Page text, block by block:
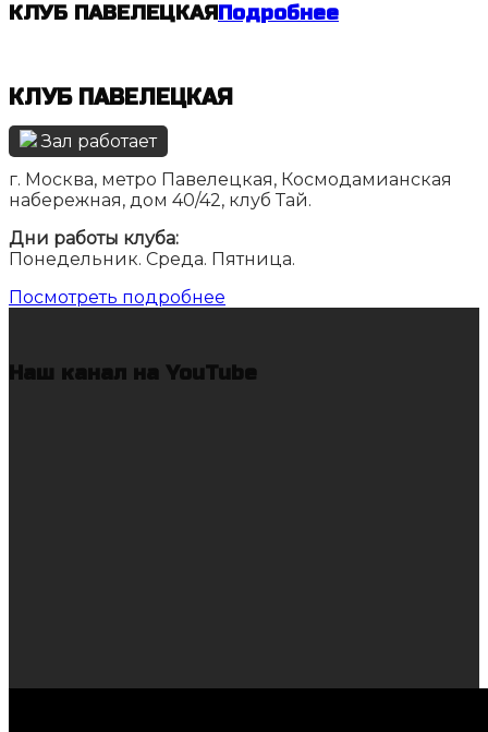
КЛУБ ПАВЕЛЕЦКАЯПодробнее
КЛУБ ПАВЕЛЕЦКАЯ
Зал работает
г. Москва, метро Павелецкая, Космодамианская
набережная, дом 40/42, клуб Тай.
Дни работы клуба:
Понедельник. Среда. Пятница.
Посмотреть подробнее
Наш канал на YouTube